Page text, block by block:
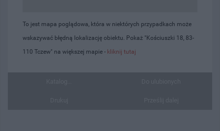
To jest mapa poglądowa, która w niektórych przypadkach może
wskazywać błędną lokalizację obiektu. Pokaż "Kościuszki 18, 83-
110 Tczew" na większej mapie - kliknij tutaj